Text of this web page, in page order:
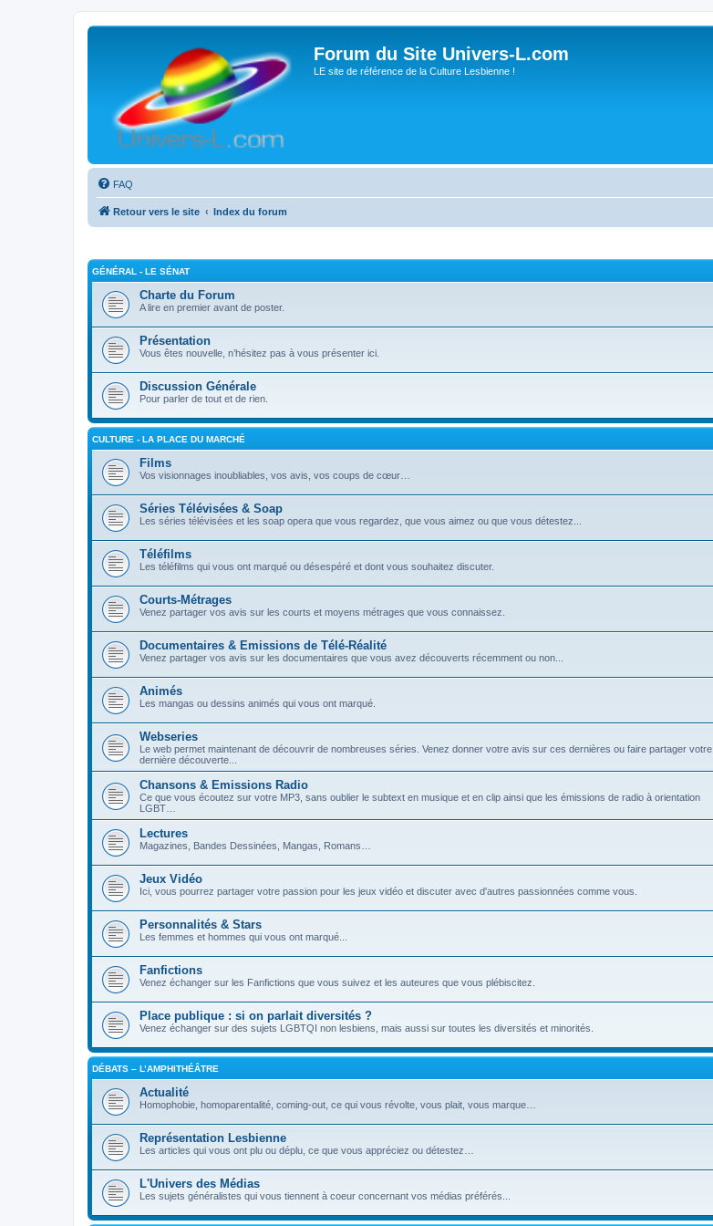
Forum du Site Univers-L.com
LE site de référence de la Culture Lesbienne !
FAQ
Retour vers le site Index du forum
GÉNÉRAL - LE SÉNAT
Charte du Forum
A lire en premier avant de poster.
Présentation
Vous êtes nouvelle, n’hésitez pas à vous présenter ici.
Discussion Générale
Pour parler de tout et de rien.
CULTURE - LA PLACE DU MARCHÉ
Films
Vos visionnages inoubliables, vos avis, vos coups de cœur…
Séries Télévisées & Soap
Les séries télévisées et les soap opera que vous regardez, que vous aimez ou que vous détestez...
Téléfilms
Les téléfilms qui vous ont marqué ou désespéré et dont vous souhaitez discuter.
Courts-Métrages
Venez partager vos avis sur les courts et moyens métrages que vous connaissez.
Documentaires & Emissions de Télé-Réalité
Venez partager vos avis sur les documentaires que vous avez découverts récemment ou non...
Animés
Les mangas ou dessins animés qui vous ont marqué.
Webseries
Le web permet maintenant de découvrir de nombreuses séries. Venez donner votre avis sur ces dernières ou faire partager votre
dernière découverte...
Chansons & Emissions Radio
Ce que vous écoutez sur votre MP3, sans oublier le subtext en musique et en clip ainsi que les émissions de radio à orientation
LGBT…
Lectures
Magazines, Bandes Dessinées, Mangas, Romans…
Jeux Vidéo
Ici, vous pourrez partager votre passion pour les jeux vidéo et discuter avec d'autres passionnées comme vous.
Personnalités & Stars
Les femmes et hommes qui vous ont marqué...
Fanfictions
Venez échanger sur les Fanfictions que vous suivez et les auteures que vous plébiscitez.
Place publique : si on parlait diversités ?
Venez échanger sur des sujets LGBTQI non lesbiens, mais aussi sur toutes les diversités et minorités.
DÉBATS – L’AMPHITHÉÂTRE
Actualité
Homophobie, homoparentalité, coming-out, ce qui vous révolte, vous plait, vous marque…
Représentation Lesbienne
Les articles qui vous ont plu ou déplu, ce que vous appréciez ou détestez…
L'Univers des Médias
Les sujets généralistes qui vous tiennent à coeur concernant vos médias préférés...